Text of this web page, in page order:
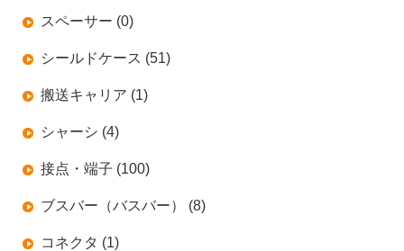
スペーサー (0)
シールドケース (51)
搬送キャリア (1)
シャーシ (4)
接点・端子 (100)
ブスバー（バスバー） (8)
コネクタ (1)